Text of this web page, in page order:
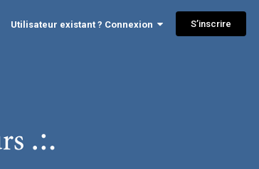
Utilisateur existant ? Connexion S’inscrire